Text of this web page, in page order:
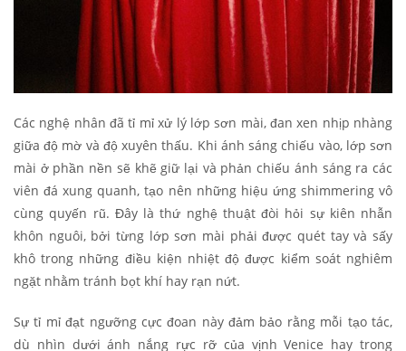
Các nghệ nhân đã tỉ mỉ xử lý lớp sơn mài, đan xen nhịp nhàng
giữa độ mờ và độ xuyên thấu. Khi ánh sáng chiếu vào, lớp sơn
mài ở phần nền sẽ khẽ giữ lại và phản chiếu ánh sáng ra các
viên đá xung quanh, tạo nên những hiệu ứng shimmering vô
cùng quyến rũ. Đây là thứ nghệ thuật đòi hỏi sự kiên nhẫn
khôn nguôi, bởi từng lớp sơn mài phải được quét tay và sấy
khô trong những điều kiện nhiệt độ được kiểm soát nghiêm
ngặt nhằm tránh bọt khí hay rạn nứt.
Sự tỉ mỉ đạt ngưỡng cực đoan này đảm bảo rằng mỗi tạo tác,
dù nhìn dưới ánh nắng rực rỡ của vịnh Venice hay trong